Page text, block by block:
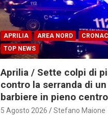
APRILIA AREA NORD
TOP NEWS
Aprilia / Sette colpi di
contro la serranda di un
barbiere in pieno centro
5 Agosto 2026 Stefano Maione